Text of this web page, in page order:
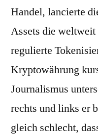
Handel, lancierte
Assets die
regulierte
Kryptowährung
Journalismus
rechts und links er
gleich schlecht,